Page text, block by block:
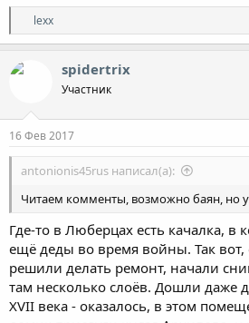
Р
е
а
:
lexx
spidertrix
Участник
16 Фев 2017
antonionis45rus написал(а):
Читаем комменты, возможно баян, но
Где-то в Люберцах есть качалка, в
ещё деды во время войны. Так
решили делать ремонт, начали
там несколько слоёв. Дошли даже
XVII века - оказалось, в этом